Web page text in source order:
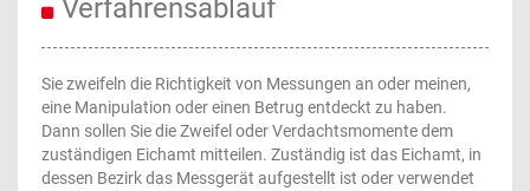
Verfahrensablauf
Sie zweifeln die Richtigkeit von Messungen an oder meinen,
eine Manipulation oder einen Betrug entdeckt zu haben.
Dann sollen Sie die Zweifel oder Verdachtsmomente dem
zuständigen Eichamt mitteilen. Zuständig ist das Eichamt, in
dessen Bezirk das Messgerät aufgestellt ist oder verwendet